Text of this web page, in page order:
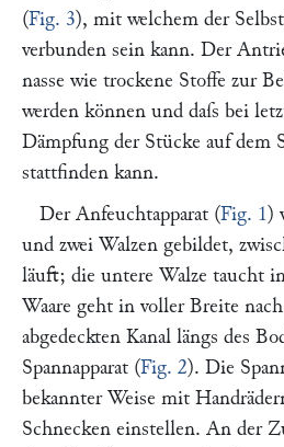
(Fig. 3), mit welchem der
verbunden sein kann. Der
nasse wie trockene Stoffe zur
werden können und daſs bei
Dämpfung der Stücke auf dem
stattfinden kann.
Der Anfeuchtapparat (Fig. 1)
und zwei Walzen gebildet,
läuft; die untere Walze taucht
Waare geht in voller Breite
abgedeckten Kanal längs des
Spannapparat (Fig. 2). Die
bekannter Weise mit
Schnecken einstellen. An der